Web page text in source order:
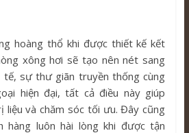
hoàng thổ khi được thiết kế kết
xông hơi sẽ tạo nên nét sang
sự thư giãn truyền thống cùng
hiện đại, tất cả điều này giúp
liệu và chăm sóc tối ưu. Đây cũng
hàng luôn hài lòng khi được tận